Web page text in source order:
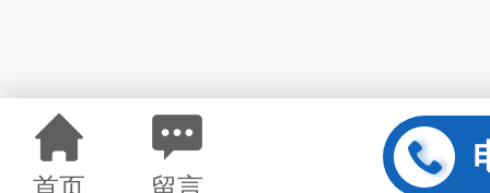
首页 留言